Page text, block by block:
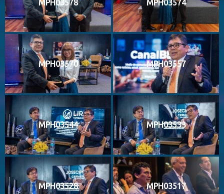
MPH03578 MPH03574
MPH03570 MPH03557
MPH03544 MPH03533
MPH03528 MPH03517